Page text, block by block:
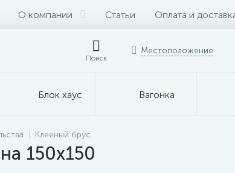
О компании Статьи Оплата и
Поиск
Местоположение
Блок хаус Вагонка
Клееный брус
150х150